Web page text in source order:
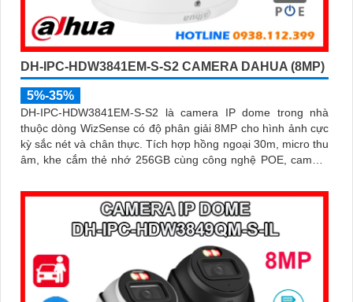
DH-IPC-HDW3841EM-S-S2 CAMERA DAHUA (8MP)
5%-35%
DH-IPC-HDW3841EM-S-S2 là camera IP dome trong nhà
thuộc dòng WizSense có độ phân giải 8MP cho hình ảnh cực
kỳ sắc nét và chân thực. Tích hợp hồng ngoại 30m, micro thu
âm, khe cắm thẻ nhớ 256GB cùng công nghệ POE, camera